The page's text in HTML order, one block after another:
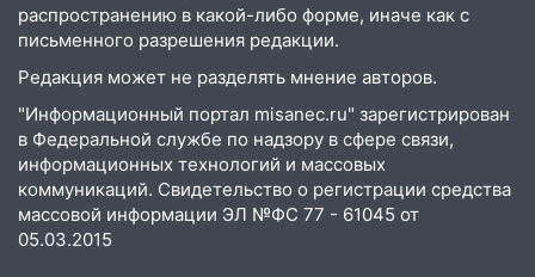
08:27 Ульяновская полиция получила
один из шести уникальных автомобилей
в России
07:02 Жара отступит: какой будет
погода в Ульяновске днем 5 августа
06:10
Двое мигрантов изнасиловали 13-
летнюю девочку в центре Ульяновска
распространению в какой-либо форме, иначе как с
письменного разрешения редакции.
Редакция может не разделять мнение авторов.
"Информационный портал misanec.ru" зарегистрирован
в Федеральной службе по надзору в сфере связи,
информационных технологий и массовых
коммуникаций. Свидетельство о регистрации средства
массовой информации ЭЛ №ФС 77 - 61045 от
05.03.2015